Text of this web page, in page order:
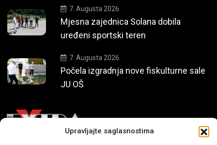
Upravljajte saglasnostima
7. Augusta 2026.
Mjesna zajednica Solana dobila
uređeni sportski teren
7. Augusta 2026.
Počela izgradnja nove fiskulturne sale
JU OŠ